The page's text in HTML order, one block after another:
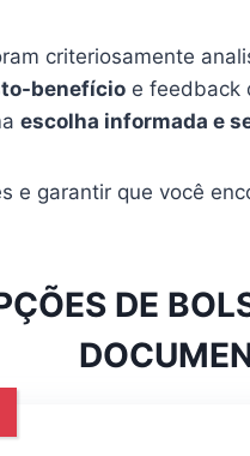
criteriosamente
benefício e feedback
escolha informada e
e garantir que você
DE